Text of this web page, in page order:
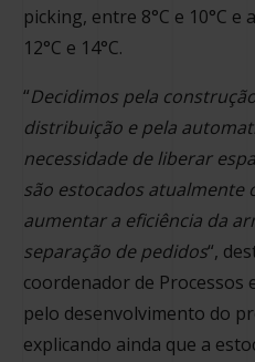
picking, entre 8°C e 10°C
12°C e 14°C.
“Decidimos pela
distribuição e pela
necessidade de liberar
são estocados atualmente
aumentar a eficiência da
separação de pedidos“,
coordenador de Processos
pelo desenvolvimento do
explicando ainda que a